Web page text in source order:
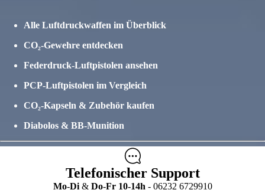
Alle Luftdruckwaffen im Überblick
CO₂-Gewehre entdecken
Federdruck-Luftpistolen ansehen
PCP-Luftpistolen im Vergleich
CO₂-Kapseln & Zubehör kaufen
Diabolos & BB-Munition
Telefonischer Support
Mo-Di& Do-Fr 10-14h - 06232 6729910